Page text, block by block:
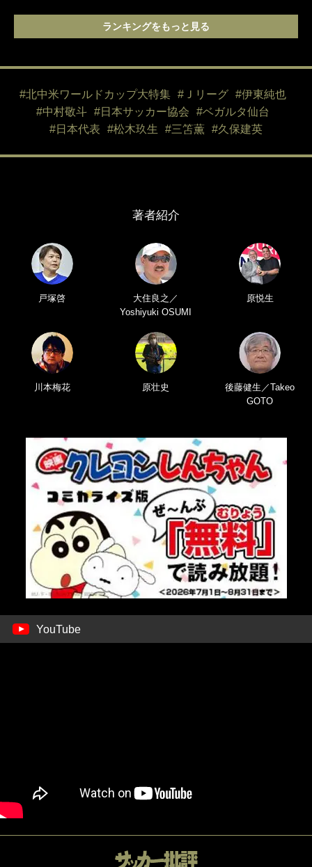
ランキングをもっと見る
#北中米ワールドカップ大特集 #Ｊリーグ
#伊東純也
#中村敬斗
#日本サッカー協会
#ベガルタ仙台
#日本代表
#松木玖生 #三笘薫 #久保建英
著者紹介
戸塚啓
大住良之／
Yoshiyuki OSUMI
原悦生
川本梅花 原壮史
後藤健生／Takeo
GOTO
YouTube